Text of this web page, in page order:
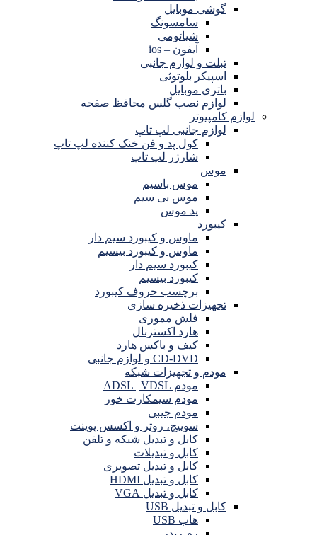
گوشی موبایل
سامسونگ
شیائومی
آیفون – ios
تبلت و لوازم جانبی
اسپیکر بلوتوثی
باتری موبایل
لوازم نصب گلس محافظ صفحه
لوازم کامپیوتر
لوازم جانبی لپ تاپ
کول پد و فن خنک کننده لپ تاپ
شارژر لپ تاپ
موس
موس باسیم
موس بی سیم
پد موس
کیبورد
ماوس و کیبورد سیم دار
ماوس و کیبورد بیسیم
کیبورد سیم دار
کیبورد بیسیم
برچسب حروف کیبورد
تجهیزات ذخیره سازی
فلش مموری
هارد اکسترنال
کیف و باکس هارد
CD-DVD و لوازم جانبی
مودم و تجهیزات شبکه
مودم ADSL | VDSL
مودم سیمکارت خور
مودم جیبی
سوییچ، روتر و اکسس پوینت
کابل و تبدیل شبکه و تلفن
کابل و تبدیلات
کابل و تبدیل تصویری
کابل و تبدیل HDMI
کابل و تبدیل VGA
کابل و تبدیل USB
هاب USB